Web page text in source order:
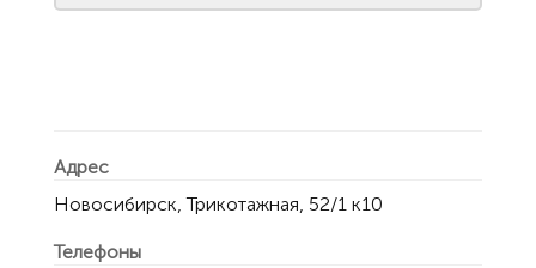
Адрес
Новосибирск, Трикотажная, 52/1 к10
Телефоны